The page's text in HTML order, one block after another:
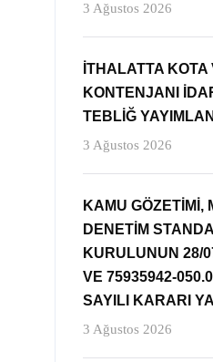
3 Ağustos 2026
İTHALATTA KOTA
KONTENJANI
TEBLİĞ
3 Ağustos 2026
KAMU GÖZETİMİ,
DENETİM
KURULUNUN 28/
VE 75935942-
SAYILI KARARI
3 Ağustos 2026